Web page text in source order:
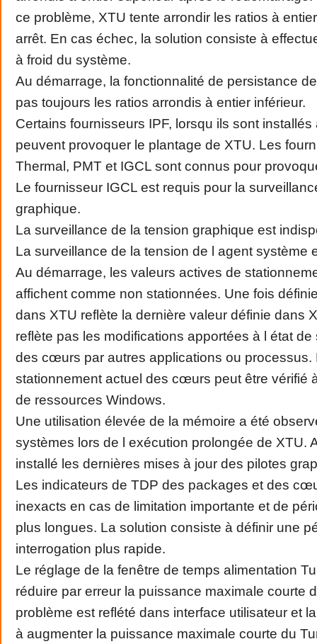
ce problème, XTU tente arrondir les ratios à
arrêt. En cas échec, la solution consiste à
à froid du système.
Au démarrage, la fonctionnalité de persistance
pas toujours les ratios arrondis à entier inférieur.
Certains fournisseurs IPF, lorsqu ils sont installés
peuvent provoquer le plantage de XTU. Les
Thermal, PMT et IGCL sont connus pour
Le fournisseur IGCL est requis pour la
graphique.
La surveillance de la tension graphique est
La surveillance de la tension de l agent système
Au démarrage, les valeurs actives de
affichent comme non stationnées. Une fois
dans XTU reflète la dernière valeur définie dans
reflète pas les modifications apportées à l état
des cœurs par autres applications ou processus.
stationnement actuel des cœurs peut être vérifié
de ressources Windows.
Une utilisation élevée de la mémoire a été
systèmes lors de l exécution prolongée de XTU.
installé les dernières mises à jour des pilotes
Les indicateurs de TDP des packages et des
inexacts en cas de limitation importante et de
plus longues. La solution consiste à définir une
interrogation plus rapide.
Le réglage de la fenêtre de temps alimentation
réduire par erreur la puissance maximale courte
problème est reflété dans interface utilisateur et
à augmenter la puissance maximale courte du